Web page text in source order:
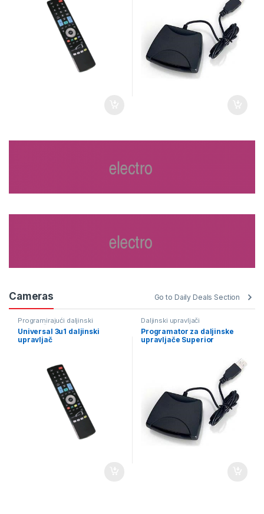
Cameras Go to Daily Deals Section
Programirajući daljinski
upravljači
Universal 3u1 daljinski
upravljač
Daljinski upravljači
Programator za daljinske
upravljače Superior